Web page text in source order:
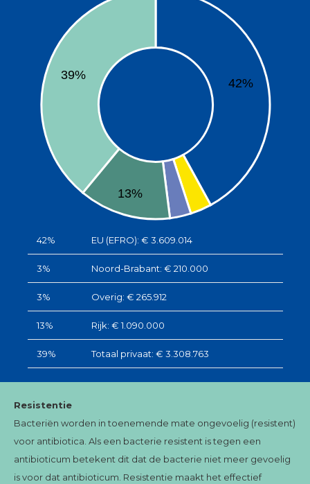
42%
39%
13%
42% EU (EFRO): € 3.609.014
3% Noord-Brabant: € 210.000
3% Overig: € 265.912
13% Rijk: € 1.090.000
39% Totaal privaat: € 3.308.763
Resistentie
Bacteriën worden in toenemende mate ongevoelig (resistent)
voor antibiotica. Als een bacterie resistent is tegen een
antibioticum betekent dit dat de bacterie niet meer gevoelig
is voor dat antibioticum. Resistentie maakt het effectief